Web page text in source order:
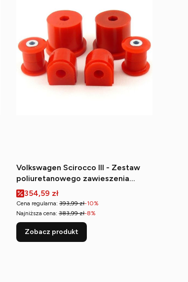
Volkswagen Scirocco III - Zestaw
poliuretanowego zawieszenia
przedniego
Cena promocyjna
354,59 zł
Cena regularna: 393,99 zł-10%
Najniższa cena: 383,99 zł-8%
Zobacz produkt